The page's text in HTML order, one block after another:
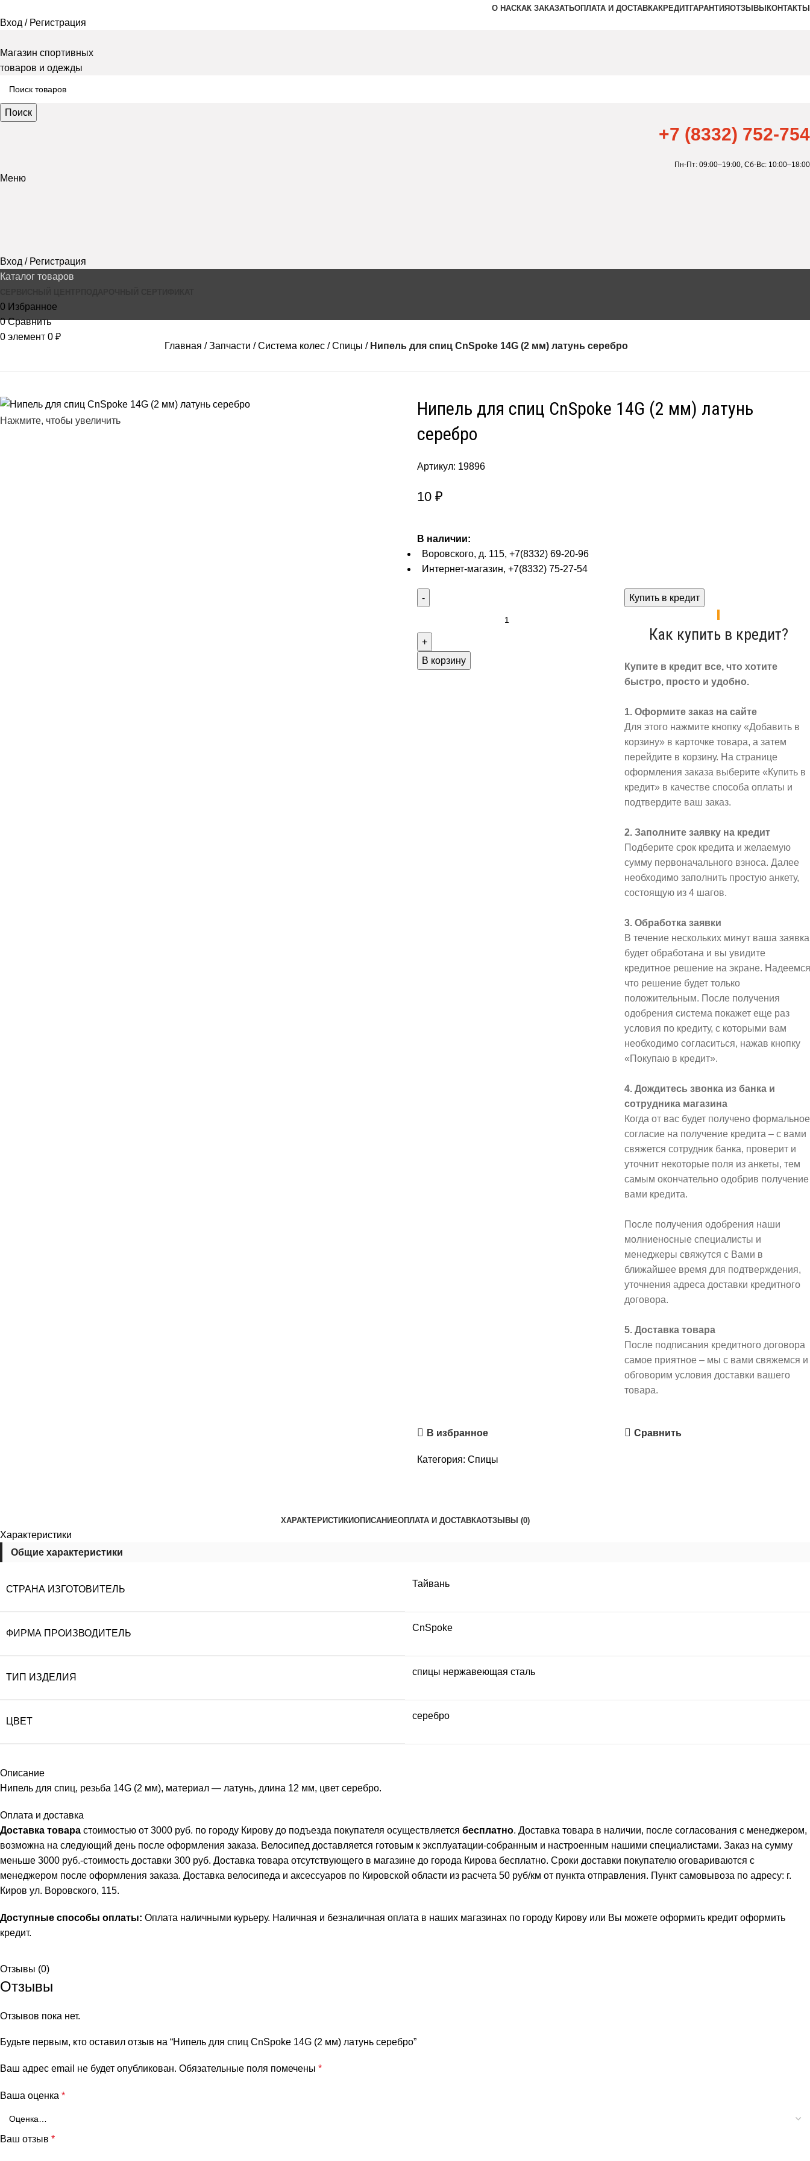
О НАСКАК ЗАКАЗАТЬОПЛАТА И ДОСТАВКАКРЕДИТГАРАНТИЯОТЗЫВЫ КОНТАКТЫ
Вход / Регистрация
Магазин спортивных
товаров и одежды
Поиск
+7 (8332) 752-754
Пн-Пт: 09:00–19:00, Сб-Вс: 10:00–18:00
Меню
Вход / Регистрация
Каталог товаров
0 Избранное
0 Сравнить
0 элемент 0 ₽
Главная
Запчасти Система колес Спицы Нипель для спиц CnSpoke 14G (2 мм) латунь серебро
Нажмите, чтобы увеличить
Нипель для спиц CnSpoke 14G (2 мм) латунь
серебро
Артикул: 19896
10 ₽
В наличии:
Воровского, д. 115, +7(8332) 69-20-96
Интернет-магазин, +7(8332) 75-27-54
В корзину
Купить в кредит
Как купить в кредит?
Купите в кредит все, что хотите
быстро, просто и удобно.
1. Оформите заказ на сайте
Для этого нажмите кнопку «Добавить в
корзину» в карточке товара, а затем
перейдите в корзину. На странице
оформления заказа выберите «Купить в
кредит» в качестве способа оплаты и
подтвердите ваш заказ.
2. Заполните заявку на кредит
Подберите срок кредита и желаемую
сумму первоначального взноса. Далее
необходимо заполнить простую анкету,
состоящую из 4 шагов.
3. Обработка заявки
В течение нескольких минут ваша заявка
будет обработана и вы увидите
кредитное решение на экране.
что решение будет только
положительным. После получения
одобрения система покажет еще раз
условия по кредиту, с которыми вам
необходимо согласиться, нажав кнопку
«Покупаю в кредит».
4. Дождитесь звонка из банка и
сотрудника магазина
Когда от вас будет получено формальное
согласие на получение кредита – с вами
свяжется сотрудник банка, проверит и
уточнит некоторые поля из анкеты, тем
самым окончательно одобрив получение
вами кредита.
После получения одобрения наши
молниеносные специалисты и
менеджеры свяжутся с Вами в
ближайшее время для подтверждения,
уточнения адреса доставки кредитного
договора.
5. Доставка товара
После подписания кредитного договора
самое приятное – мы с вами свяжемся и
обговорим условия доставки вашего
товара.
В избранное Сравнить
Категория: Спицы
ХАРАКТЕРИСТИКИОПИСАНИЕОПЛАТА И ДОСТАВКАОТЗЫВЫ (0)
Характеристики
Общие характеристики
СТРАНА ИЗГОТОВИТЕЛЬ
Тайвань
ФИРМА ПРОИЗВОДИТЕЛЬ
CnSpoke
ТИП ИЗДЕЛИЯ
спицы нержавеющая сталь
ЦВЕТ
серебро
Описание
Нипель для спиц, резьба 14G (2 мм), материал — латунь, длина 12 мм, цвет серебро.
Оплата и доставка
Доставка товара стоимостью от 3000 руб. по городу Кирову до подъезда покупателя осуществляется бесплатно. Доставка товара в наличии, после согласования с менеджером,
возможна на следующий день после оформления заказа. Велосипед доставляется готовым к эксплуатации-собранным и настроенным нашими специалистами. Заказ на сумму
меньше 3000 руб.-стоимость доставки 300 руб. Доставка товара отсутствующего в магазине до города Кирова бесплатно. Сроки доставки покупателю оговариваются с
менеджером после оформления заказа. Доставка велосипеда и аксессуаров по Кировской области из расчета 50 руб/км от пункта отправления. Пункт самовывоза по адресу: г.
Киров ул. Воровского, 115.
Доступные способы оплаты: Оплата наличными курьеру. Наличная и безналичная оплата в наших магазинах по городу Кирову или Вы можете оформить кредит оформить
кредит.
Отзывы (0)
Отзывы
Отзывов пока нет.
Будьте первым, кто оставил отзыв на “Нипель для спиц CnSpoke 14G (2 мм) латунь серебро”
Ваш адрес email не будет опубликован. Обязательные поля помечены *
Ваша оценка *
Ваш отзыв *